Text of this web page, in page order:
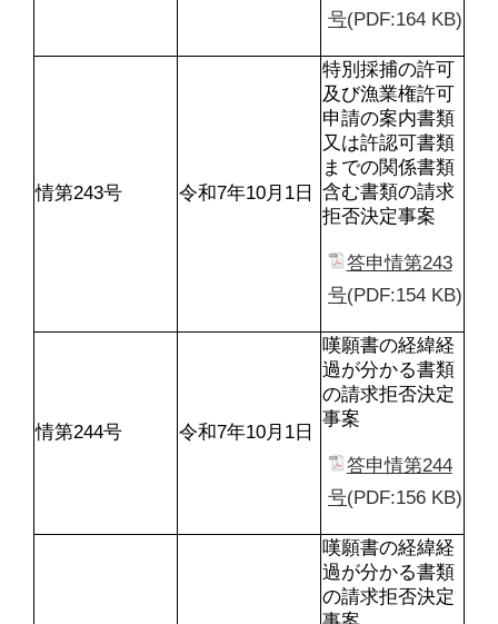
号(PDF:164 KB)
情第243号 令和7年10月1日
特別採捕の許可
及び漁業権許可
申請の案内書類
又は許認可書類
までの関係書類
含む書類の請求
拒否決定事案
答申情第243
号(PDF:154 KB)
情第244号 令和7年10月1日
嘆願書の経緯経
過が分かる書類
の請求拒否決定
事案
答申情第244
号(PDF:156 KB)
嘆願書の経緯経
過が分かる書類
の請求拒否決定